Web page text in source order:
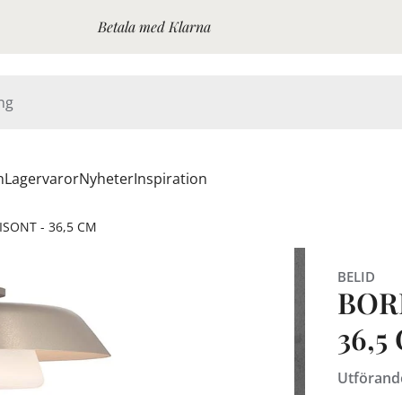
Betala med Klarna
LagervarorNyheterInspiration
- 36,5 CM
BELID
36,5